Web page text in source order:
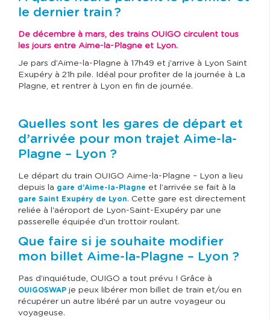
le dernier train ?
De décembre à mars, des trains OUIGO circulent tous
les jours entre Aime-la-Plagne et Lyon.
Je pars d’Aime-la-Plagne à 17h49 et j’arrive à Lyon Saint
Exupéry à 21h pile. Idéal pour profiter de la journée à La
Plagne, et rentrer à Lyon en fin de journée.
Quelles sont les gares de départ et
d’arrivée pour mon trajet Aime-la-
Plagne – Lyon ?
Le départ du train OUIGO Aime-la-Plagne – Lyon a lieu
depuis la gare d'Aime-la-Plagne et l’arrivée se fait à la
gare Saint Exupéry de Lyon. Cette gare est directement
reliée à l'aéroport de Lyon-Saint-Exupéry par une
passerelle équipée d'un trottoir roulant.
Que faire si je souhaite modifier
mon billet Aime-la-Plagne – Lyon ?
Pas d’inquiétude, OUIGO a tout prévu ! Grâce à
OUIGOSWAP je peux libérer mon billet de train et/ou en
récupérer un autre libéré par un autre voyageur ou
voyageuse.